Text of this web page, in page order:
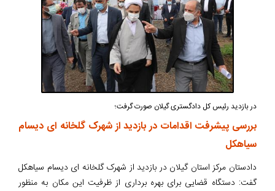
در بازدید رئیس کل دادگستری گیلان صورت گرفت؛
بررسی پیشرفت اقدامات در بازدید از شهرک گلخانه ای دیسام
سیاهکل
دادستان مرکز استان گیلان در بازدید از شهرک گلخانه ای دیسام سیاهکل
گفت: دستگاه قضایی برای بهره برداری از ظرفیت این مکان به منظور